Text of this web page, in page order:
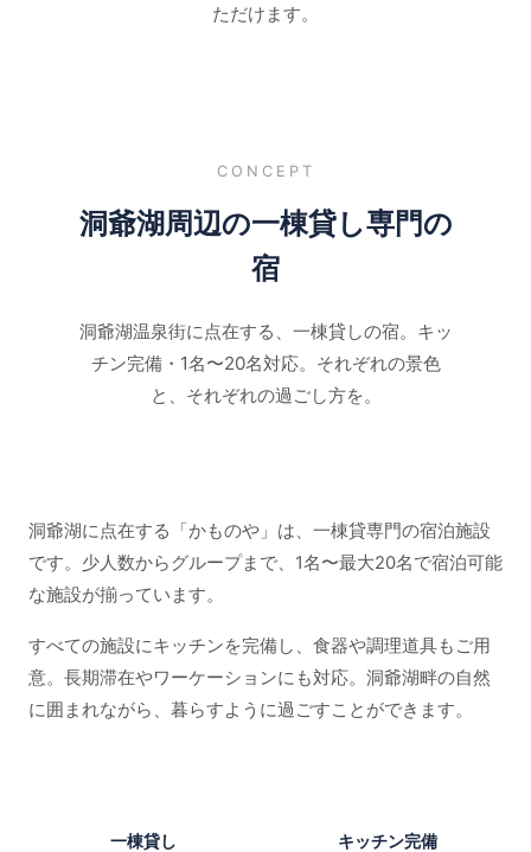
ただけます。
CONCEPT
洞爺湖周辺の一棟貸し専門の
宿
洞爺湖温泉街に点在する、一棟貸しの宿。キッ
チン完備・1名〜20名対応。それぞれの景色
と、それぞれの過ごし方を。
洞爺湖に点在する「かものや」は、一棟貸専門の宿泊施設
です。少人数からグループまで、1名〜最大20名で宿泊可能
な施設が揃っています。
すべての施設にキッチンを完備し、食器や調理道具もご用
意。長期滞在やワーケーションにも対応。洞爺湖畔の自然
に囲まれながら、暮らすように過ごすことができます。
一棟貸し キッチン完備